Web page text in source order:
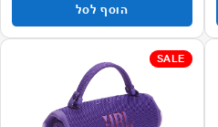
הוסף לסל
SALE